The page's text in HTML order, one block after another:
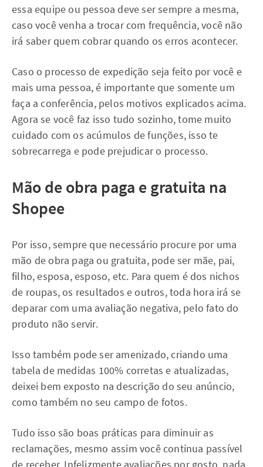
essa equipe ou pessoa deve ser sempre a mesma,
caso você venha a trocar com frequência, você não
irá saber quem cobrar quando os erros acontecer.
Caso o processo de expedição seja feito por você e
mais uma pessoa, é importante que somente um
faça a conferência, pelos motivos explicados acima.
Agora se você faz isso tudo sozinho, tome muito
cuidado com os acúmulos de funções, isso te
sobrecarrega e pode prejudicar o processo.
Mão de obra paga e gratuita na
Shopee
Por isso, sempre que necessário procure por uma
mão de obra paga ou gratuita, pode ser mãe, pai,
filho, esposa, esposo, etc. Para quem é dos nichos
de roupas, os resultados e outros, toda hora irá se
deparar com uma avaliação negativa, pelo fato do
produto não servir.
Isso também pode ser amenizado, criando uma
tabela de medidas 100% corretas e atualizadas,
deixei bem exposto na descrição do seu anúncio,
como também no seu campo de fotos.
Tudo isso são boas práticas para diminuir as
reclamações, mesmo assim você continua passível
de receber. Infelizmente avaliações por gosto, nada